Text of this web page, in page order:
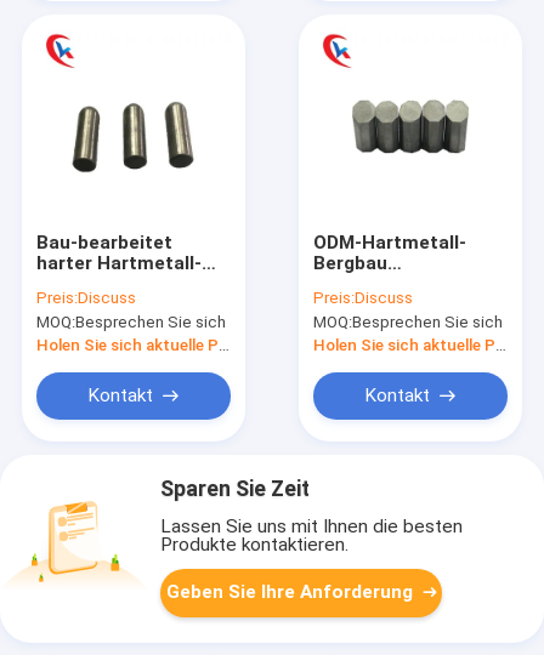
Bau-bearbeitet
harter Hartmetall-
Felsen-Stein
Preis:Discuss
MOQ:Besprechen Sie sich
Holen Sie sich aktuelle Preis
Kontakt
ODM-Hartmetall-
Bergbau
Blatt für Bergbau
Preis:Discuss
MOQ:Besprechen Sie sich
Holen Sie sich aktuelle Preis
Kontakt
Sparen Sie Zeit
Lassen Sie uns mit Ihnen die besten
Produkte kontaktieren.
Geben Sie Ihre Anforderung